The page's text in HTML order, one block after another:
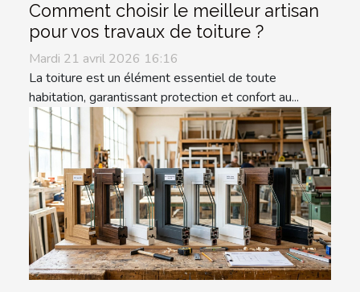
Comment choisir le meilleur artisan
pour vos travaux de toiture ?
Mardi 21 avril 2026 16:16
La toiture est un élément essentiel de toute
habitation, garantissant protection et confort au...